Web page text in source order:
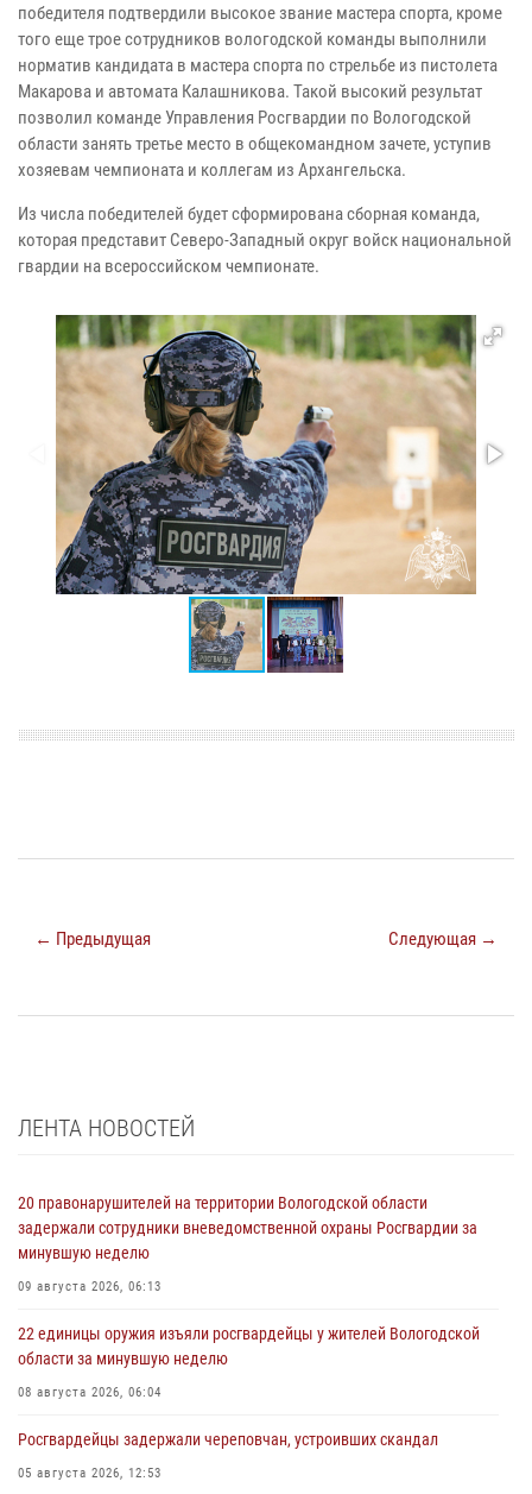
победителя подтвердили высокое звание мастера спорта, кроме
того еще трое сотрудников вологодской команды выполнили
норматив кандидата в мастера спорта по стрельбе из пистолета
Макарова и автомата Калашникова. Такой высокий результат
позволил команде Управления Росгвардии по Вологодской
области занять третье место в общекомандном зачете, уступив
хозяевам чемпионата и коллегам из Архангельска.
Из числа победителей будет сформирована сборная команда,
которая представит Северо-Западный округ войск национальной
гвардии на всероссийском чемпионате.
← Предыдущая Следующая →
ЛЕНТА НОВОСТЕЙ
20 правонарушителей на территории Вологодской области
задержали сотрудники вневедомственной охраны Росгвардии за
минувшую неделю
09 августа 2026, 06:13
22 единицы оружия изъяли росгвардейцы у жителей Вологодской
области за минувшую неделю
08 августа 2026, 06:04
Росгвардейцы задержали череповчан, устроивших скандал
05 августа 2026, 12:53